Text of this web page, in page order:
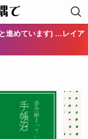
進めています) …レイア